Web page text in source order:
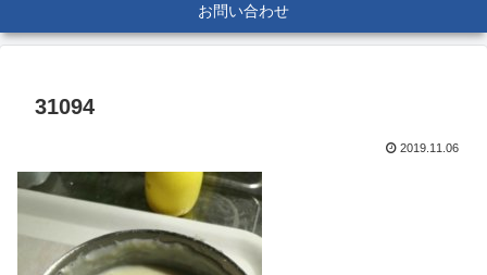
お問い合わせ
31094
2019.11.06